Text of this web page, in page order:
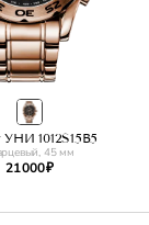
1012S15B5
45 мм
21 000 ₽